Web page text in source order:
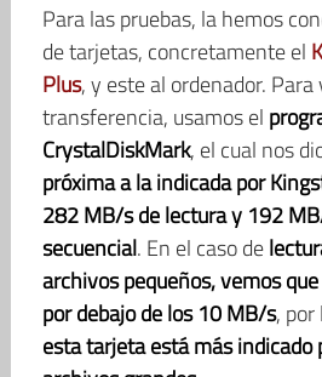
Para las pruebas, la hemos
de tarjetas, concretamente el
Plus, y este al ordenador.
transferencia, usamos el
CrystalDiskMark, el cual nos
próxima a la indicada por
282 MB/s de lectura y 192
secuencial. En el caso de
archivos pequeños, vemos
por debajo de los 10 MB/s, por
esta tarjeta está más indicado